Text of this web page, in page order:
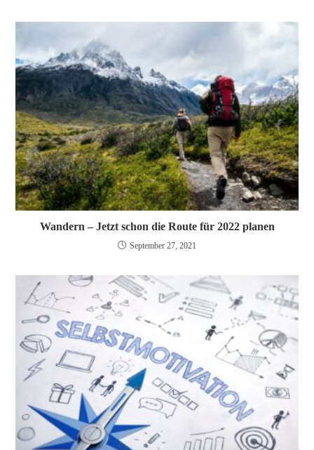
Wandern – Jetzt schon die Route für 2022 planen
September 27, 2021